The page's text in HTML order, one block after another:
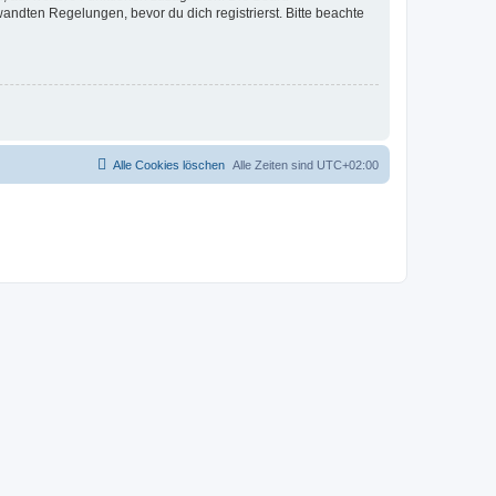
Regelungen, bevor du dich registrierst. Bitte beachte
Alle Zeiten sind UTC+02:00
Alle Cookies löschen